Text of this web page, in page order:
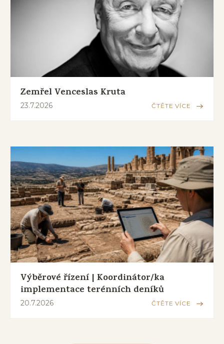
Zemřel Venceslas Kruta
23.7.2026 ČTĚTE VÍCE
Výběrové řízení | Koordinátor/ka
implementace terénních deníků
20.7.2026 ČTĚTE VÍCE